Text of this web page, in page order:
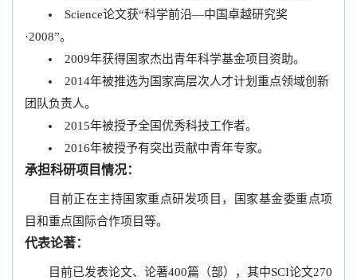
Science论文获“科学前沿―中国卓越研究奖
·2008”。
2009年获得国家杰出青年科学基金项目资助。
2014年被推选为国家高层次人才计划重点领域创新
团队负责人。
2015年被授予全国优秀科技工作者。
2016年被授予有突出贡献中青年专家。
承担科研项目情况：
目前正在主持国家重点研发项目，国家基金委重点项
目和重点国际合作项目等。
代表论著：
目前已发表论文、论著400篇（部），其中SCI论文270